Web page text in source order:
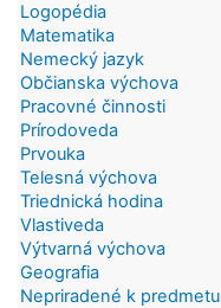
Logopédia
Matematika
Nemecký jazyk
Občianska výchova
Pracovné činnosti
Prírodoveda
Prvouka
Telesná výchova
Triednická hodina
Vlastiveda
Výtvarná výchova
Geografia
Nepriradené k predmetu